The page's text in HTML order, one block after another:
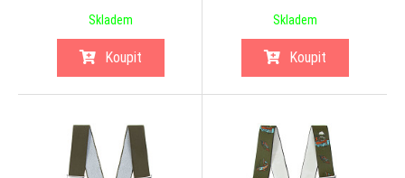
Skladem
Koupit
Skladem
Koupit